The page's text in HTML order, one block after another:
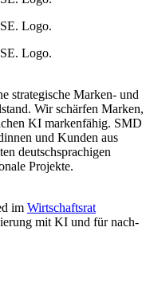
strat­e­gi­sche Marken- und
Wir schärfen Marken,
KI mar­ken­fähig. SMD
und Kun­den aus
deutsch­spra­chi­gen
Pro­jekte.
im Wirtschaftsrat
mit KI und für nach­